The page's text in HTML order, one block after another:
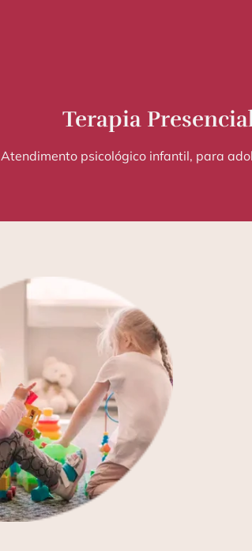
Terapia
Atendimento psicológico infantil, para